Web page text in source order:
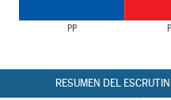
PP
RESUMEN DEL